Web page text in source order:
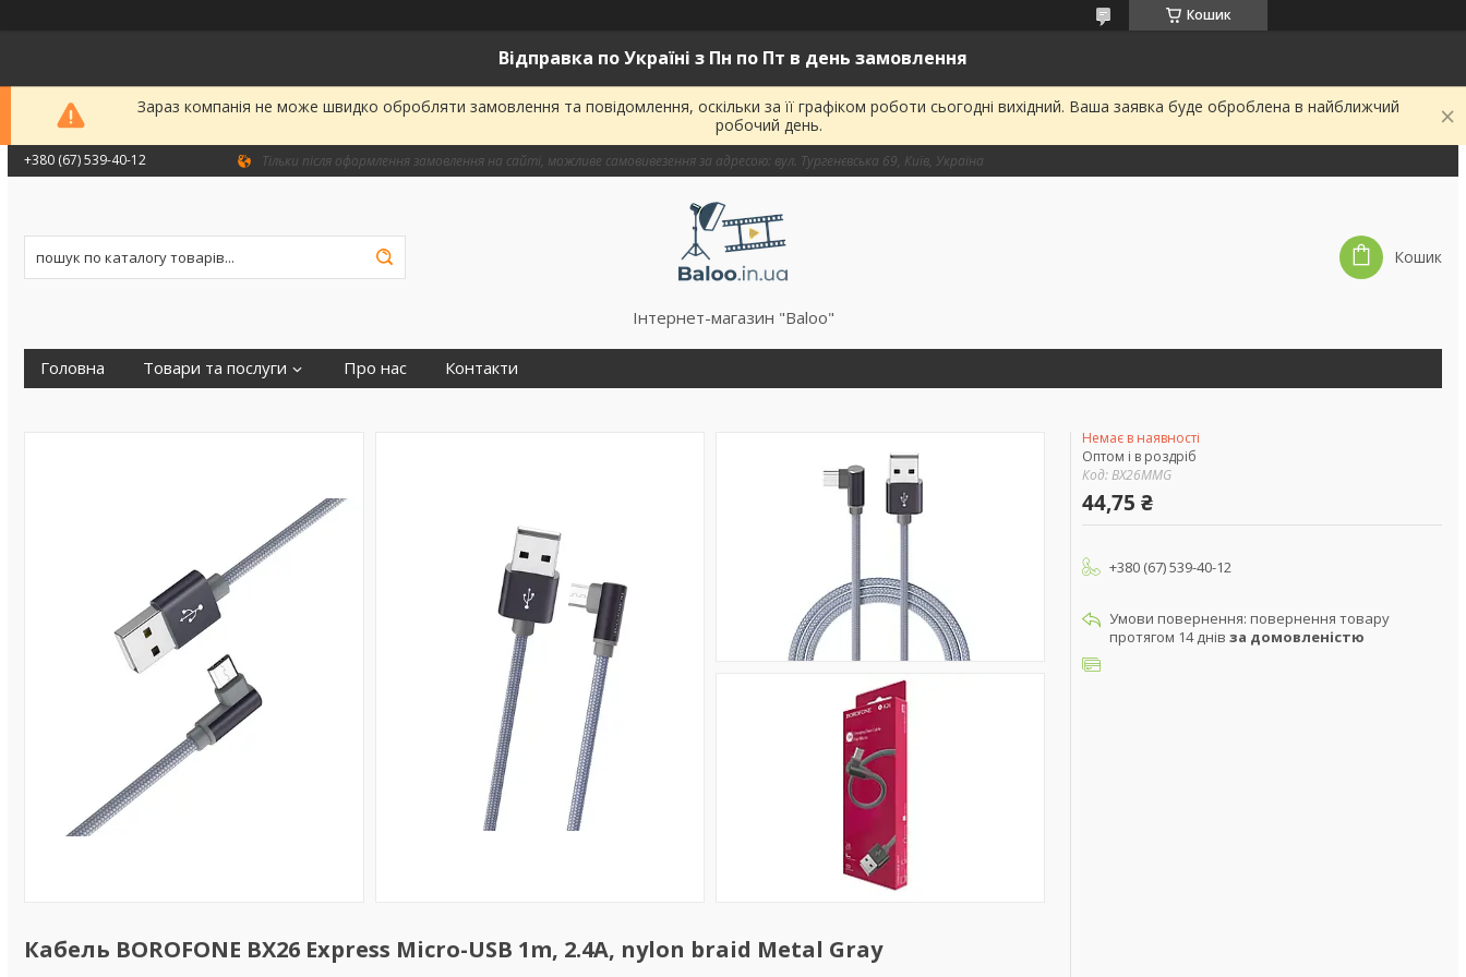
Кошик
Відправка по Україні з Пн по Пт в день замовлення
Зараз компанія не може швидко обробляти замовлення та повідомлення, оскільки за її графіком роботи сьогодні вихідний. Ваша заявка буде оброблена в найближчий
робочий день.
+380 (67) 539-40-12 Тільки після оформлення замовлення на сайті, можливе самовивезення за адресою: вул. Тургенєвська 69, Київ, Україна
Інтернет-магазин "Baloo"
Кошик
Головна Товари та послуги Про нас Контакти
Кабель BOROFONE BX26 Express Micro-USB 1m, 2.4A, nylon braid Metal Gray
Немає в наявності
Оптом і в роздріб
Код:BX26MMG
44,75 ₴
+380 (67) 539-40-12
повернення товару
протягом 14 днів за домовленістю